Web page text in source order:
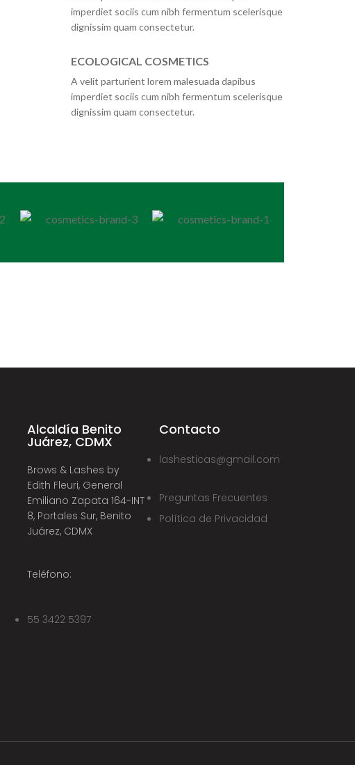
imperdiet sociis cum nibh fermentum scelerisque
dignissim quam consectetur.
ECOLOGICAL COSMETICS
A velit parturient lorem malesuada dapibus
imperdiet sociis cum nibh fermentum scelerisque
dignissim quam consectetur.
Alcaldía Benito
Juárez, CDMX
Brows & Lashes by
Edith Fleuri, General
Emiliano Zapata 164-INT
8, Portales Sur, Benito
Juárez, CDMX
Teléfono:
55 3422 5397
Contacto
lashesticas@gmail.com
Preguntas Frecuentes
Política de Privacidad